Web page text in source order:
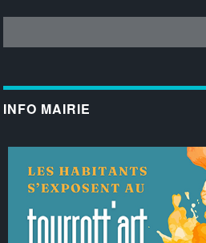
INFO MAIRIE